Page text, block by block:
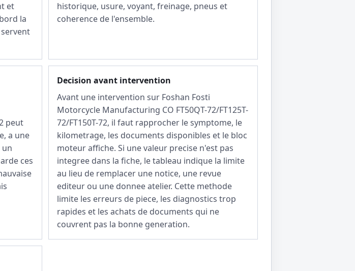
et
la
historique, usure, voyant, freinage, pneus et
coherence de l'ensemble.
peut
a une
un
ces
Decision avant intervention
Avant une intervention sur Foshan Fosti
Motorcycle Manufacturing CO FT50QT-72/FT125T-
72/FT150T-72, il faut rapprocher le symptome, le
kilometrage, les documents disponibles et le bloc
moteur affiche. Si une valeur precise n'est pas
integree dans la fiche, le tableau indique la limite
au lieu de remplacer une notice, une revue
editeur ou une donnee atelier. Cette methode
limite les erreurs de piece, les diagnostics trop
rapides et les achats de documents qui ne
couvrent pas la bonne generation.